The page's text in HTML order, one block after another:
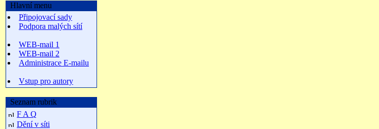
Hlavní menu
Připojovací sady
Podpora malých sítí
WEB-mail 1
WEB-mail 2
Administrace E-mailu
Vstup pro autory
Seznam rubrik
F A Q
Dění v síti